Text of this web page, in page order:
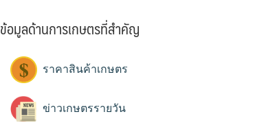
ข้อมูลด้านการเกษตรที่สำคัญ
ราคาสินค้าเกษตร
ข่าวเกษตรรายวัน